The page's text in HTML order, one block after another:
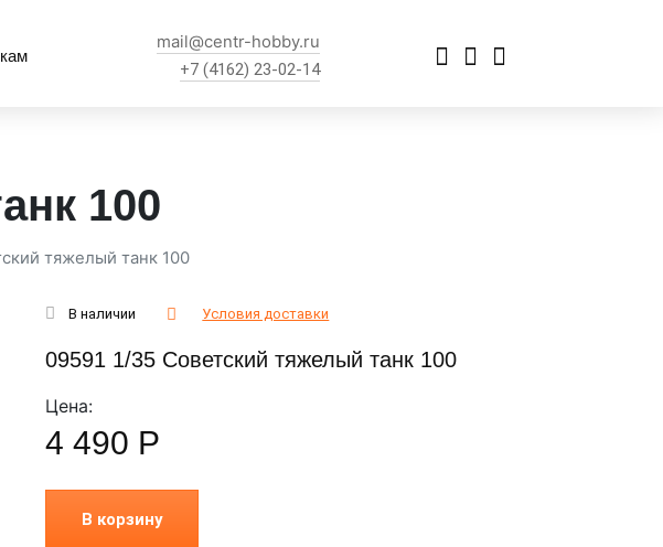
mail@centr-hobby.ru
+7 (4162) 23-02-14
100
тяжелый танк 100
В наличии Условия доставки
09591 1/35 Советский тяжелый танк 100
Цена:
4 490 Р
В корзину